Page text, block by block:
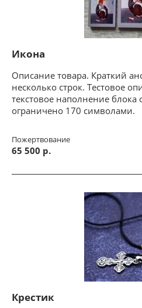
Икона
Описание товара. Краткий
несколько строк. Тестовое
текстовое наполнение блока
ограничено 170 символами.
Пожертвование
65 500 р.
Крестик